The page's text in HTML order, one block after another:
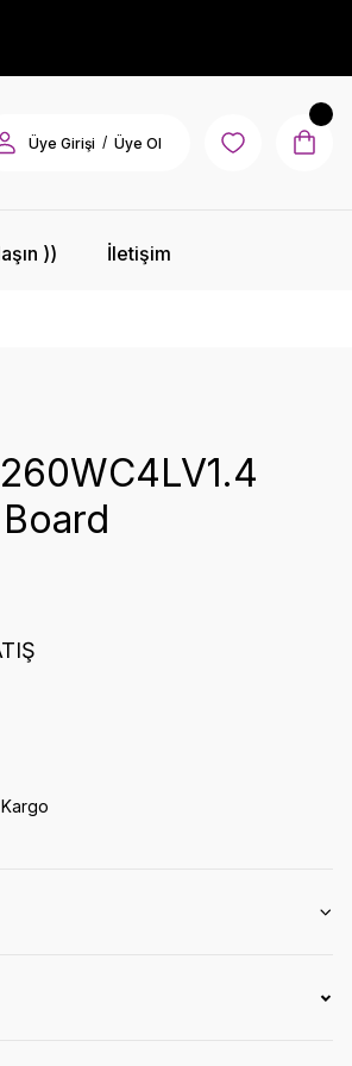
Üye Girişi / Üye Ol
)) İletişim
Kargo